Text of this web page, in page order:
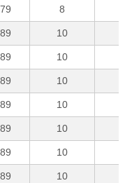
79 8
89 10
89 10
89 10
89 10
89 10
89 10
89 10